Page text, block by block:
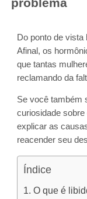
Do ponto de vista
Afinal, os
que tantas
reclamando da
Se você também
curiosidade
explicar as
reacender seu
Índice
O que é